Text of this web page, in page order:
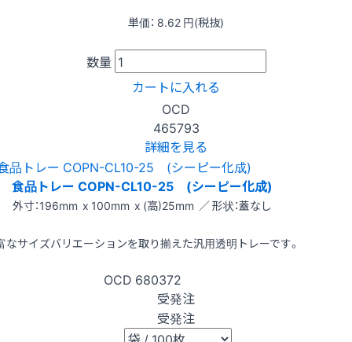
単価： 8.62 円(税抜)
数量
カートに入れる
OCD
465793
詳細を見る
食品トレー COPN-CL10-25 (シーピー化成)
外寸：196mm x 100mm x (高)25mm ／ 形状：蓋なし
なサイズバリエーションを取り揃えた汎用透明トレーです。
OCD 680372
受発注
受発注